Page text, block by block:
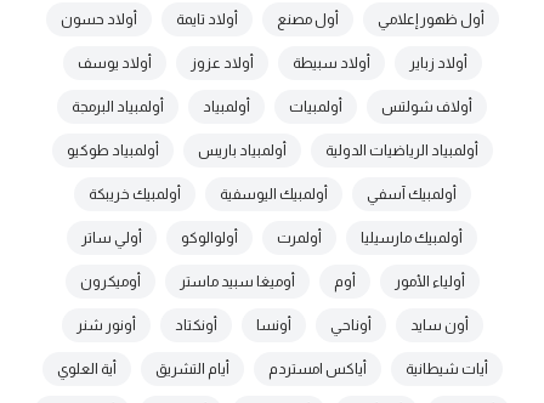
أول ظهور إعلامي أول مصنع أولاد تايمة أولاد حسون
أولاد زباير أولاد سبيطة أولاد عزوز أولاد يوسف
أولاف شولتس أولمبيات أولمبياد أولمبياد البرمجة
أولمبياد الرياضيات الدولية أولمبياد باريس أولمبياد طوكيو
أولمبيك آسفي أولمبيك اليوسفية أولمبيك خريبكة
أولمبيك مارسيليا أولمرت أولوالوكو أولي ساتر
أولياء الأمور أوم أوميغا سبيد ماستر أوميكرون
أون سايد أوناحي أونسا أونكتاد أونور شنر
أيات شيطانية أياكس امستردم أيام التشريق أية العلوي